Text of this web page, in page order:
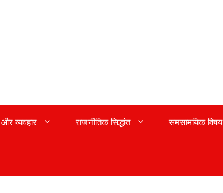
और व्यवहार राजनीतिक सिद्धांत समसामयिक विषय